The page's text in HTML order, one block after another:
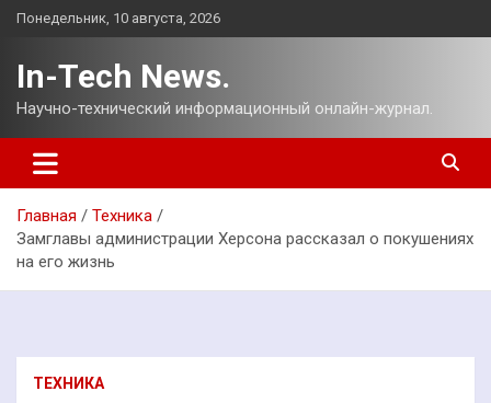
Перейти
Понедельник, 10 августа, 2026
In-Tech News.
Научно-технический информационный онлайн-журнал.
Главная
Техника
Замглавы администрации Херсона рассказал о покушениях
на его жизнь
ТЕХНИКА